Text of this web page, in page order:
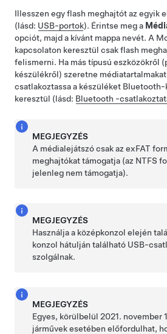
Illesszen egy flash meghajtót az egyik
(lásd: USB-portok). Érintse meg a
opciót, majd a kívánt mappa nevét. A
kapcsolaton keresztül csak flash
felismerni. Ha más típusú eszközökről
készülékről) szeretne
csatlakoztassa a készüléket
keresztül (lásd: Bluetooth -
MEGJEGYZÉS
A médialejátszó csak az exFAT
meghajtókat támogatja (az NTFS
jelenleg nem támogatja).
MEGJEGYZÉS
Használja a középkonzol elején
konzol hátulján található USB-
szolgálnak.
MEGJEGYZÉS
Egyes, körülbelül 2021. november
járművek esetében előfordulhat,